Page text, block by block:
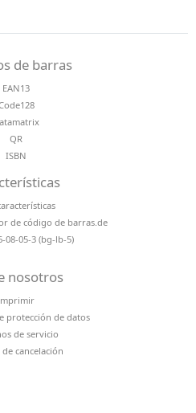
de barras
EAN13
QR
ISBN
de código de barras.de
08-05-3 (bg-lb-5)
nosotros
protección de datos
de servicio
cancelación